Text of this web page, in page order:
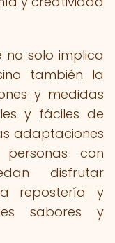
no solo implica
también la
y medidas
y fáciles de
adaptaciones
con
disfrutar
repostería y
sabores y